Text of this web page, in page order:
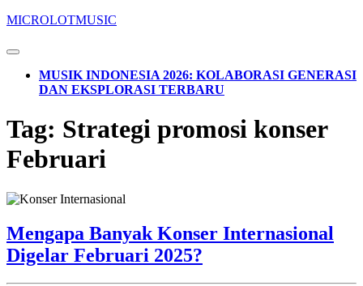
Skip
content
content
MICROLOTMUSIC
Open
ButtonMUSIK INDONESIA 2026: KOLABORASI GENERASI
DAN EKSPLORASI TERBARU
BUTTON
Tag: Strategi promosi konser
Februari
Mengapa Banyak Konser Internasional
Digelar Februari 2025?